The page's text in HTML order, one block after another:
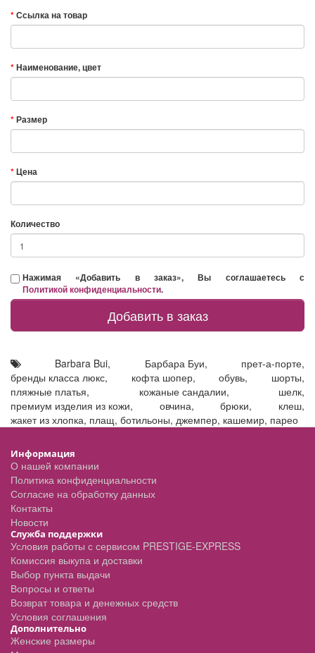
Ссылка на товар
Наименование, цвет
Размер
Цена
Количество
Нажимая «Добавить в заказ», Вы соглашаетесь с
Политикой конфиденциальности.
Добавить в заказ
Barbara Bui, Барбара Буи, прет-а-порте,
бренды класса люкс, кофта шопер,обувь, шорты,
пляжные платья, кожаные сандалии, шелк,
премиум изделия из кожи, овчина,брюки, клеш,
жакет из хлопка, плащ, ботильоны, джемпер, кашемир, парео
Информация
О нашей компании
Политика конфиденциальности
Согласие на обработку данных
Контакты
Новости
Служба поддержки
Условия работы с сервисом PRESTIGE-EXPRESS
Комиссия выкупа и доставки
Выбор пункта выдачи
Вопросы и ответы
Возврат товара и денежных средств
Условия соглашения
Дополнительно
Женские размеры